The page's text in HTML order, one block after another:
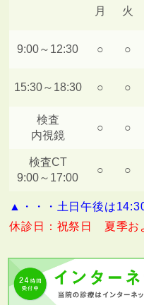
月 火
9:00～12:30 ○ ○
15:30～18:30 ○ ○
検査
内視鏡
○ ○
検査CT
9:00～17:00
○ ○
▲・・・土日午後は
休診日：祝祭日 夏季お